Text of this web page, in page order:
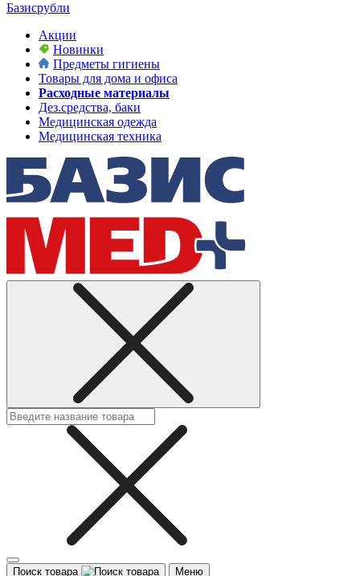
Базисрубли
Акции
Новинки
Предметы гигиены
Товары для дома и офиса
Расходные материалы
Дез.средства, баки
Медицинская одежда
Медицинская техника
Поиск товара Меню